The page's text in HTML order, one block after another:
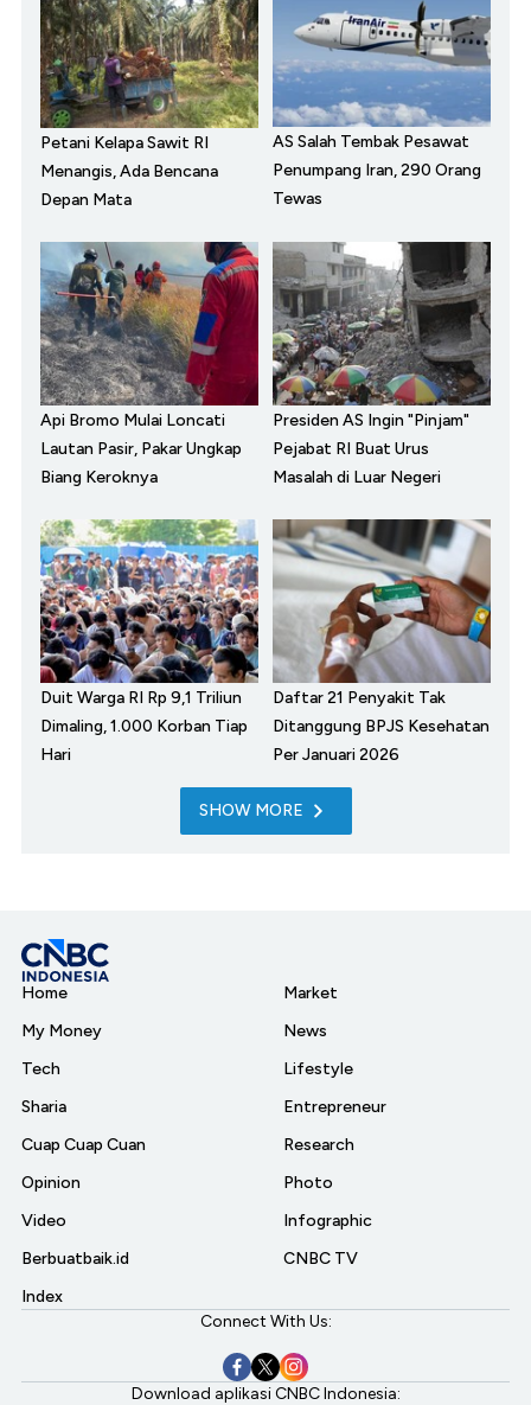
Petani Kelapa Sawit RI
Menangis, Ada Bencana
Depan Mata
AS Salah Tembak Pesawat
Penumpang Iran, 290 Orang
Tewas
Api Bromo Mulai Loncati
Lautan Pasir, Pakar Ungkap
Biang Keroknya
Presiden AS Ingin "Pinjam"
Pejabat RI Buat Urus
Masalah di Luar Negeri
Duit Warga RI Rp 9,1 Triliun
Dimaling, 1.000 Korban Tiap
Hari
Daftar 21 Penyakit Tak
Ditanggung BPJS Kesehatan
Per Januari 2026
SHOW MORE
Home
My Money
Tech
Sharia
Cuap Cuap Cuan
Opinion
Video
Berbuatbaik.id
Index
Market
News
Lifestyle
Entrepreneur
Research
Photo
Infographic
CNBC TV
Connect With Us:
Download aplikasi CNBC Indonesia: